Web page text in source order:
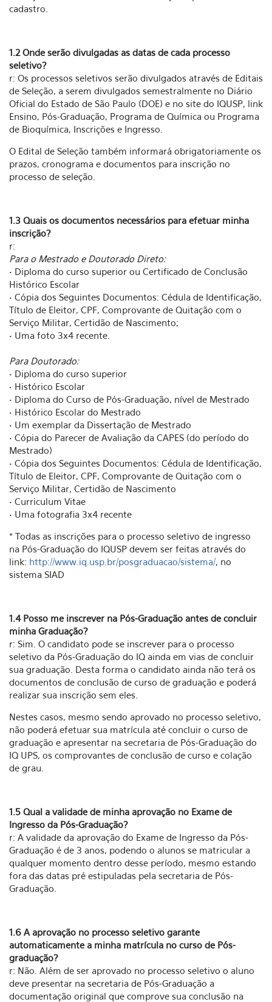
cadastro.
1.2 Onde serão divulgadas as datas de cada processo
seletivo?
r: Os processos seletivos serão divulgados através de Editais
de Seleção, a serem divulgados semestralmente no Diário
Oficial do Estado de São Paulo (DOE) e no site do IQUSP, link
Ensino, Pós-Graduação, Programa de Química ou Programa
de Bioquímica, Inscrições e Ingresso.
O Edital de Seleção também informará obrigatoriamente os
prazos, cronograma e documentos para inscrição no
processo de seleção.
1.3 Quais os documentos necessários para efetuar minha
inscrição?
r:
Para o Mestrado e Doutorado Direto:
• Diploma do curso superior ou Certificado de Conclusão
Histórico Escolar
• Cópia dos Seguintes Documentos: Cédula de Identificação,
Título de Eleitor, CPF, Comprovante de Quitação com o
Serviço Militar, Certidão de Nascimento;
• Uma foto 3x4 recente.
Para Doutorado:
• Diploma do curso superior
• Histórico Escolar
• Diploma do Curso de Pós-Graduação, nível de Mestrado
• Histórico Escolar do Mestrado
• Um exemplar da Dissertação de Mestrado
• Cópia do Parecer de Avaliação da CAPES (do período do
Mestrado)
• Cópia dos Seguintes Documentos: Cédula de Identificação,
Título de Eleitor, CPF, Comprovante de Quitação com o
Serviço Militar, Certidão de Nascimento
• Curriculum Vitae
• Uma fotografia 3x4 recente
* Todas as inscrições para o processo seletivo de ingresso
na Pós-Graduação do IQUSP devem ser feitas através do
link: http://www.iq.usp.br/posgraduacao/sistema/, no
sistema SIAD
1.4 Posso me inscrever na Pós-Graduação antes de concluir
minha Graduação?
r: Sim. O candidato pode se inscrever para o processo
seletivo da Pós-Graduação do IQ ainda em vias de concluir
sua graduação. Desta forma o candidato ainda não terá os
documentos de conclusão de curso de graduação e poderá
realizar sua inscrição sem eles.
Nestes casos, mesmo sendo aprovado no processo seletivo,
não poderá efetuar sua matrícula até concluir o curso de
graduação e apresentar na secretaria de Pós-Graduação do
IQ UPS, os comprovantes de conclusão de curso e colação
de grau.
1.5 Qual a validade de minha aprovação no Exame de
Ingresso da Pós-Graduação?
r: A validade da aprovação do Exame de Ingresso da Pós-
Graduação é de 3 anos, podendo o alunos se matricular a
qualquer momento dentro desse período, mesmo estando
fora das datas pré estipuladas pela secretaria de Pós-
Graduação.
1.6 A aprovação no processo seletivo garante
automaticamente a minha matrícula no curso de Pós-
graduação?
r: Não. Além de ser aprovado no processo seletivo o aluno
deve presentar na secretaria de Pós-Graduação a
documentação original que comprove sua conclusão na